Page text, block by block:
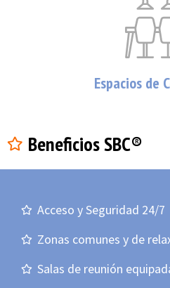
Espacios de
Beneficios SBC®
Acceso y Seguridad 24/7
Zonas comunes y de
Salas de reunión